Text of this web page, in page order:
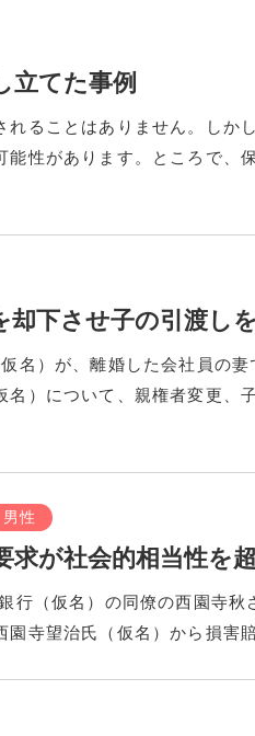
立てた事例
ることはありません。しか
性があります。ところで、
下させ子の引渡し
名）が、離婚した会社員の妻
）について、親権者変更、
男性
が社会的相当性を
行（仮名）の同僚の西園寺秋
園寺望治氏（仮名）から損害